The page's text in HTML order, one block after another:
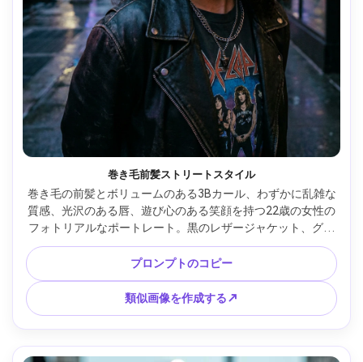
巻き毛前髪ストリートスタイル
巻き毛の前髪とボリュームのある3Bカール、わずかに乱雑な
質感、光沢のある唇、遊び心のある笑顔を持つ22歳の女性の
フォトリアルなポートレート。黒のレザージャケット、グラ
フィックTシャツ、シルバーのネックレスを重ねて着用。夕
暮れ時にネオンサインがある都会の通り。混合されたネオン
と周囲光、微妙なフィルム粒子;ニコン Z8、85mm f/1.8;クロ
ーズアップ、わずかなローアングル。ムーディーなカラーグ
レーディング、リアルな影、高解像度 --ar 4:5
プロンプトのコピー
類似画像を作成する↗